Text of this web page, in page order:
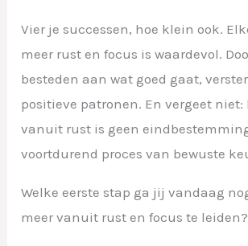
Vier je successen, hoe klein ook.
meer rust en focus is waardevol.
besteden aan wat goed gaat,
positieve patronen. En vergeet niet:
vanuit rust is geen
voortdurend proces van bewuste
Welke eerste stap ga jij vandaag
meer vanuit rust en focus te leiden?